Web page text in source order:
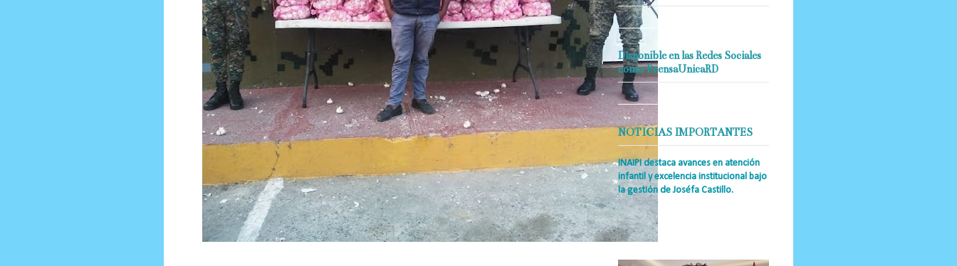
Disponible en las Redes Sociales
como PrensaUnicaRD
NOTICIAS IMPORTANTES
INAIPI destaca avances en atención
infantil y excelencia institucional bajo
la gestión de Joséfa Castillo.
Prensa Única RD Josefa Castillo
Rodríguez (también referida como Joséfa)
es la directora ejecutiva del Instituto